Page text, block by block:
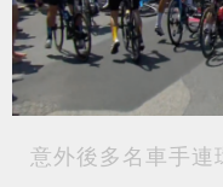
意外後多名車手連